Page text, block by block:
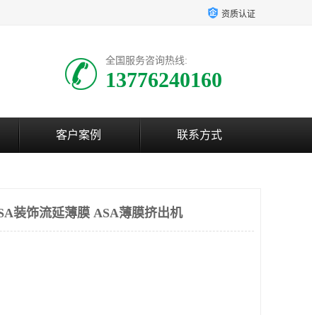
资质认证
全国服务咨询热线:
13776240160
客户案例 联系方式
装饰流延薄膜 ASA薄膜挤出机